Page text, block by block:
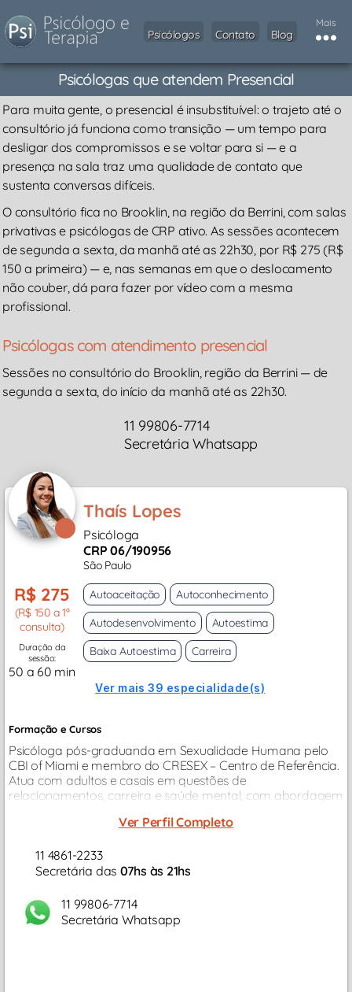
Psicólogos Contato Blog
Mais
Psicólogas que atendem Presencial
Para muita gente, o presencial é insubstituível: o trajeto até o
consultório já funciona como transição — um tempo para
desligar dos compromissos e se voltar para si — e a
presença na sala traz uma qualidade de contato que
sustenta conversas difíceis.
O consultório fica no Brooklin, na região da Berrini, com salas
privativas e psicólogas de CRP ativo. As sessões acontecem
de segunda a sexta, da manhã até as 22h30, por R$ 275 (R$
150 a primeira) — e, nas semanas em que o deslocamento
não couber, dá para fazer por vídeo com a mesma
profissional.
Psicólogas com atendimento presencial
Sessões no consultório do Brooklin, região da Berrini — de
segunda a sexta, do início da manhã até as 22h30.
11 99806-7714
Secretária Whatsapp
Thaís Lopes
Psicóloga
CRP 06/190956
São Paulo
R$ 275
(R$ 150 a 1ª
consulta)
Duração da
sessão:
50 a 60 min
Autoaceitação
Autoconhecimento
Autodesenvolvimento
Autoestima
Baixa Autoestima
Carreira
Ver mais 39 especialidade(s)
Formação e Cursos
Psicóloga pós-graduanda em Sexualidade Humana pelo
CBI of Miami e membro do CRESEX – Centro de Referência.
Atua com adultos e casais em questões de
relacionamentos, carreira e saúde mental, com abordagem
Ver Perfil Completo
11 4861-2233
Secretária das 07hs às 21hs
11 99806-7714
Secretária Whatsapp